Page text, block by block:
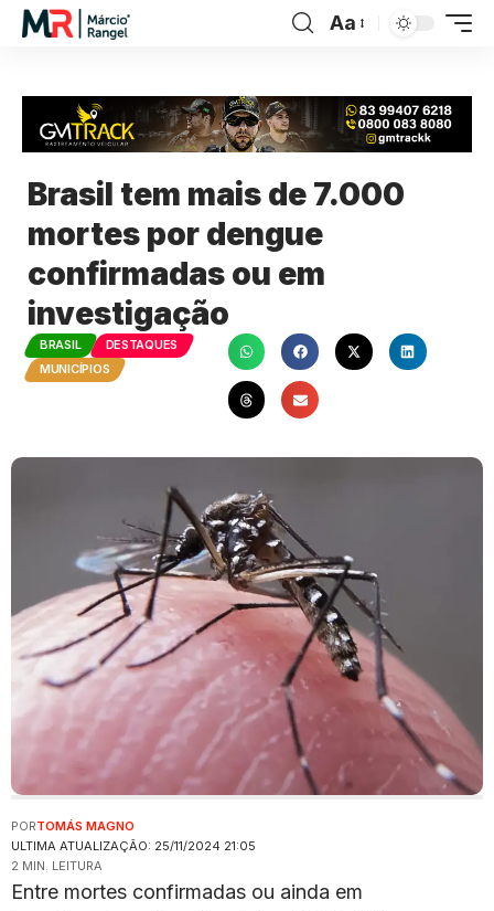
Aa
Brasil tem mais de 7.000
mortes por dengue
confirmadas ou em
investigação
BRASIL
DESTAQUES
MUNICÍPIOS
ULTIMA ATUALIZAÇÃO: 25/11/2024 21:05
PORTOMÁS MAGNO
2 MIN. LEITURA
Entre mortes confirmadas ou ainda em